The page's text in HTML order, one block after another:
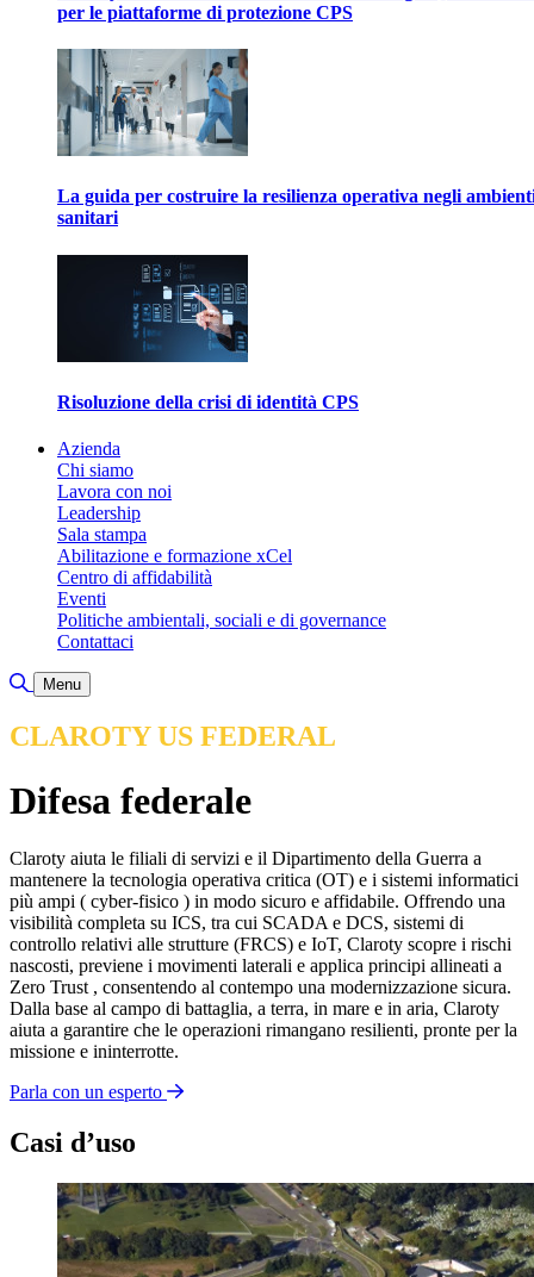
per le piattaforme di protezione CPS
La guida per costruire la resilienza operativa negli
sanitari
Risoluzione della crisi di identità CPS
Azienda
Chi siamo
Lavora con noi
Leadership
Sala stampa
Abilitazione e formazione xCel
Centro di affidabilità
Eventi
Politiche ambientali, sociali e di governance
Contattaci
Attiva/disattiva ricerca
Menu
CLAROTY US FEDERAL
Difesa federale
Claroty aiuta le filiali di servizi e il Dipartimento della Guerra a
mantenere la tecnologia operativa critica (OT) e i sistemi informatici
più ampi ( cyber-fisico ) in modo sicuro e affidabile. Offrendo una
visibilità completa su ICS, tra cui SCADA e DCS, sistemi di
controllo relativi alle strutture (FRCS) e IoT, Claroty scopre i rischi
nascosti, previene i movimenti laterali e applica principi allineati a
Zero Trust , consentendo al contempo una modernizzazione sicura.
Dalla base al campo di battaglia, a terra, in mare e in aria, Claroty
aiuta a garantire che le operazioni rimangano resilienti, pronte per la
missione e ininterrotte.
Parla con un esperto
Casi d’uso